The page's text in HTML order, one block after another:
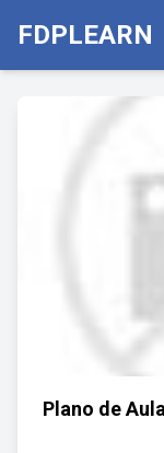
FDPLEARN
Plano de